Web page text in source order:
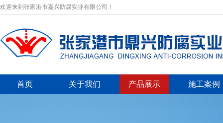
欢迎来到张家港市嘉兴防腐实业有限公司！
首页 关于我们 产品展示 施工案例